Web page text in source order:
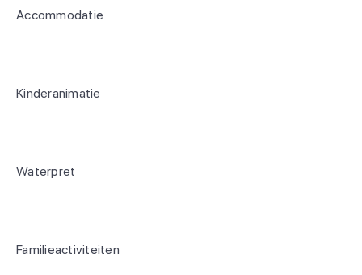
Accommodatie
Kinderanimatie
Waterpret
Familieactiviteiten